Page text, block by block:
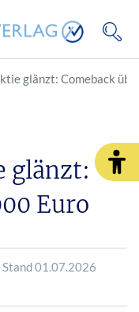
glänzt: Comeback
glänzt:
Euro
Stand 01.07.2026